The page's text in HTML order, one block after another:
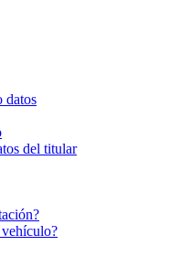
datos
del titular